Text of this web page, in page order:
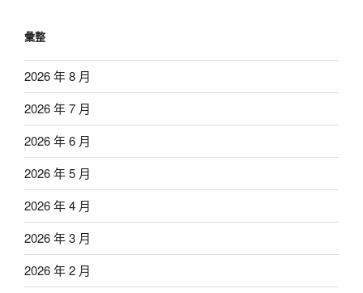
彙整
2026 年 8 月
2026 年 7 月
2026 年 6 月
2026 年 5 月
2026 年 4 月
2026 年 3 月
2026 年 2 月